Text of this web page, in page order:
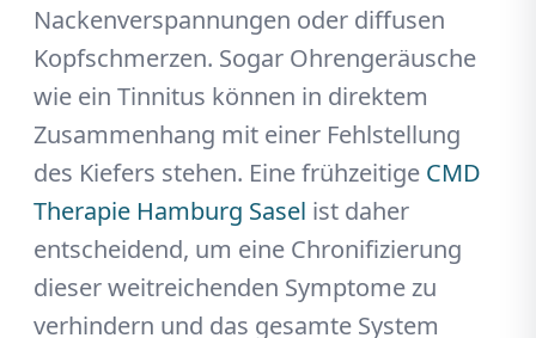
Nackenverspannungen oder diffusen
Kopfschmerzen. Sogar Ohrengeräusche
wie ein Tinnitus können in direktem
Zusammenhang mit einer Fehlstellung
des Kiefers stehen. Eine frühzeitige CMD
Therapie Hamburg Sasel ist daher
entscheidend, um eine Chronifizierung
dieser weitreichenden Symptome zu
verhindern und das gesamte System